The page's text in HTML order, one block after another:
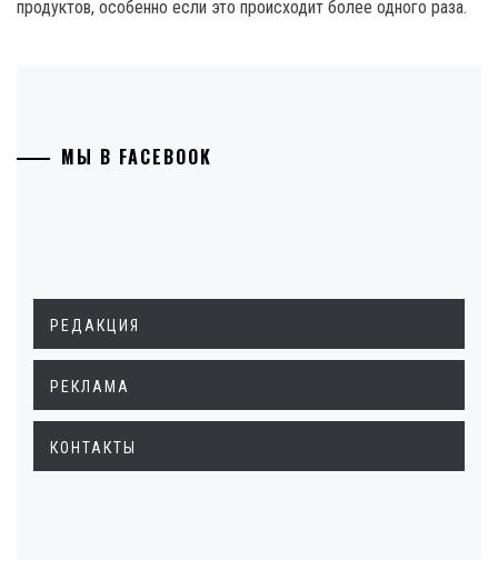
продуктов, особенно если это происходит более одного раза.
МЫ В FACEBOOK
РЕДАКЦИЯ
РЕКЛАМА
КОНТАКТЫ